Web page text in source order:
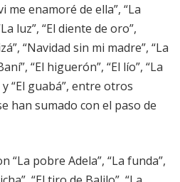
me enamoré de ella”, “La
luz”, “El diente de oro”,
“Navidad sin mi madre”, “La
“El higuerón”, “El lío”, “La
“El guabá”, entre otros
han sumado con el paso de
pobre Adela”, “La funda”,